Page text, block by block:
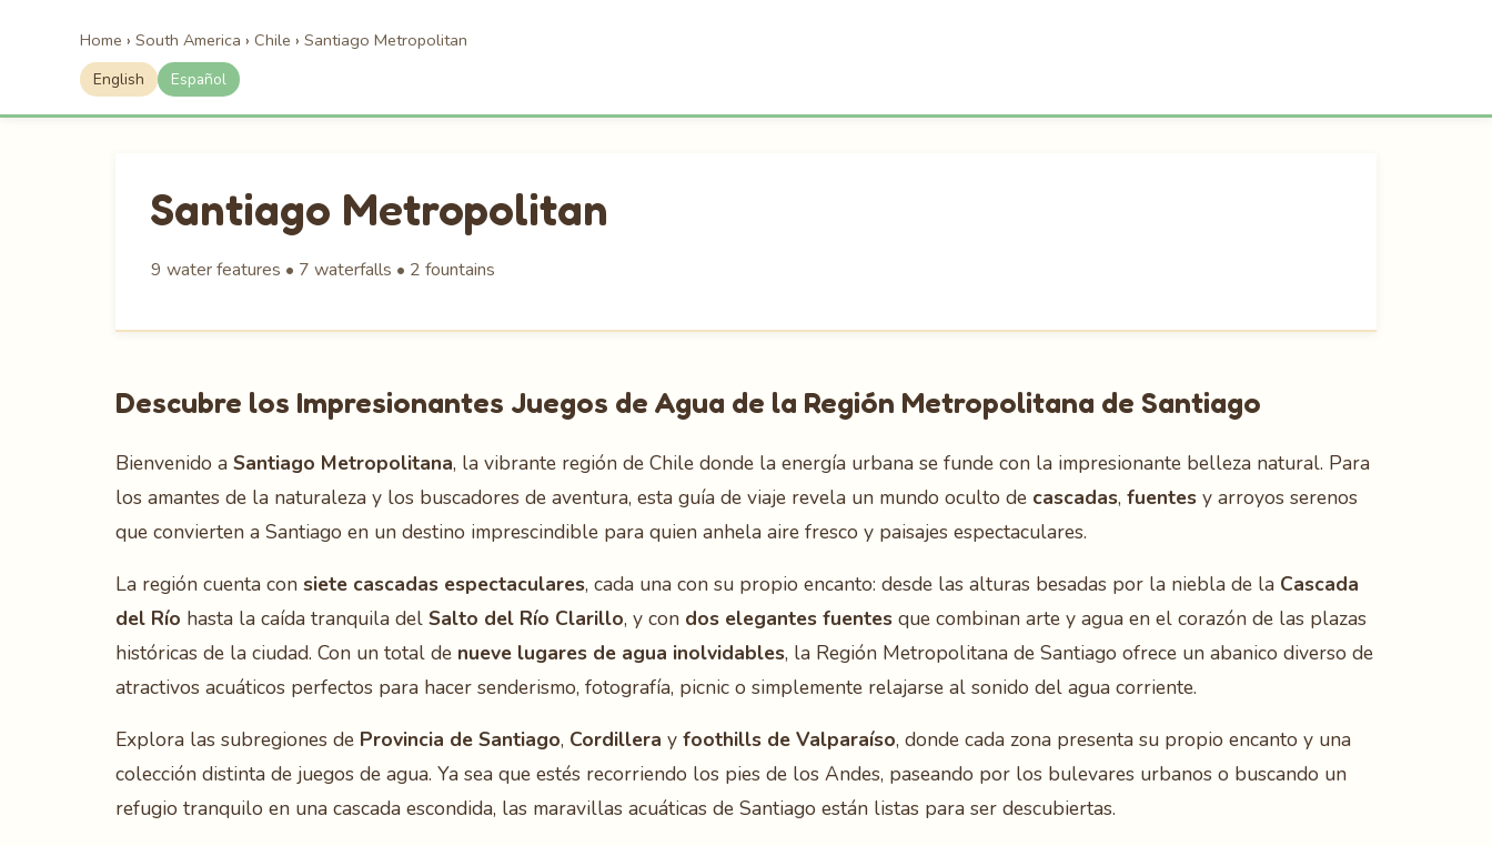
Home › South America › Chile › Santiago Metropolitan
English Español
Santiago Metropolitan
9 water features • 7 waterfalls • 2 fountains
Descubre los Impresionantes Juegos de Agua de la Región Metropolitana de Santiago
Bienvenido a Santiago Metropolitana, la vibrante región de Chile donde la energía urbana se funde con la impresionante belleza natural. Para
los amantes de la naturaleza y los buscadores de aventura, esta guía de viaje revela un mundo oculto de cascadas, fuentes y arroyos serenos
que convierten a Santiago en un destino imprescindible para quien anhela aire fresco y paisajes espectaculares.
La región cuenta con siete cascadas espectaculares, cada una con su propio encanto: desde las alturas besadas por la niebla de la Cascada
del Río hasta la caída tranquila del Salto del Río Clarillo, y con dos elegantes fuentes que combinan arte y agua en el corazón de las plazas
históricas de la ciudad. Con un total de nueve lugares de agua inolvidables, la Región Metropolitana de Santiago ofrece un abanico diverso de
atractivos acuáticos perfectos para hacer senderismo, fotografía, picnic o simplemente relajarse al sonido del agua corriente.
Explora las subregiones de Provincia de Santiago, Cordillera y foothills de Valparaíso, donde cada zona presenta su propio encanto y una
colección distinta de juegos de agua. Ya sea que estés recorriendo los pies de los Andes, paseando por los bulevares urbanos o buscando un
refugio tranquilo en una cascada escondida, las maravillas acuáticas de Santiago están listas para ser descubiertas.